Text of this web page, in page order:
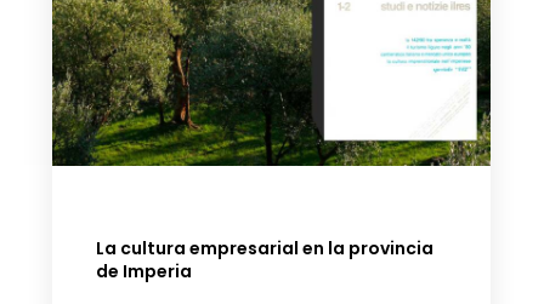
La cultura empresarial en la provincia
de Imperia